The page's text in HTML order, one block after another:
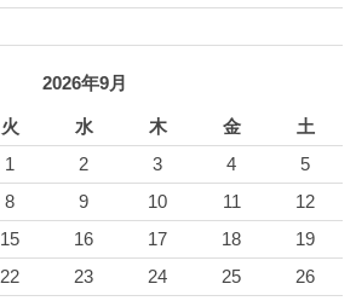
2026年9月
火 水 木 金
土
1
2 3 4
5
8 9 10 11
12
15 16 17 18
19
22 23 24 25
26